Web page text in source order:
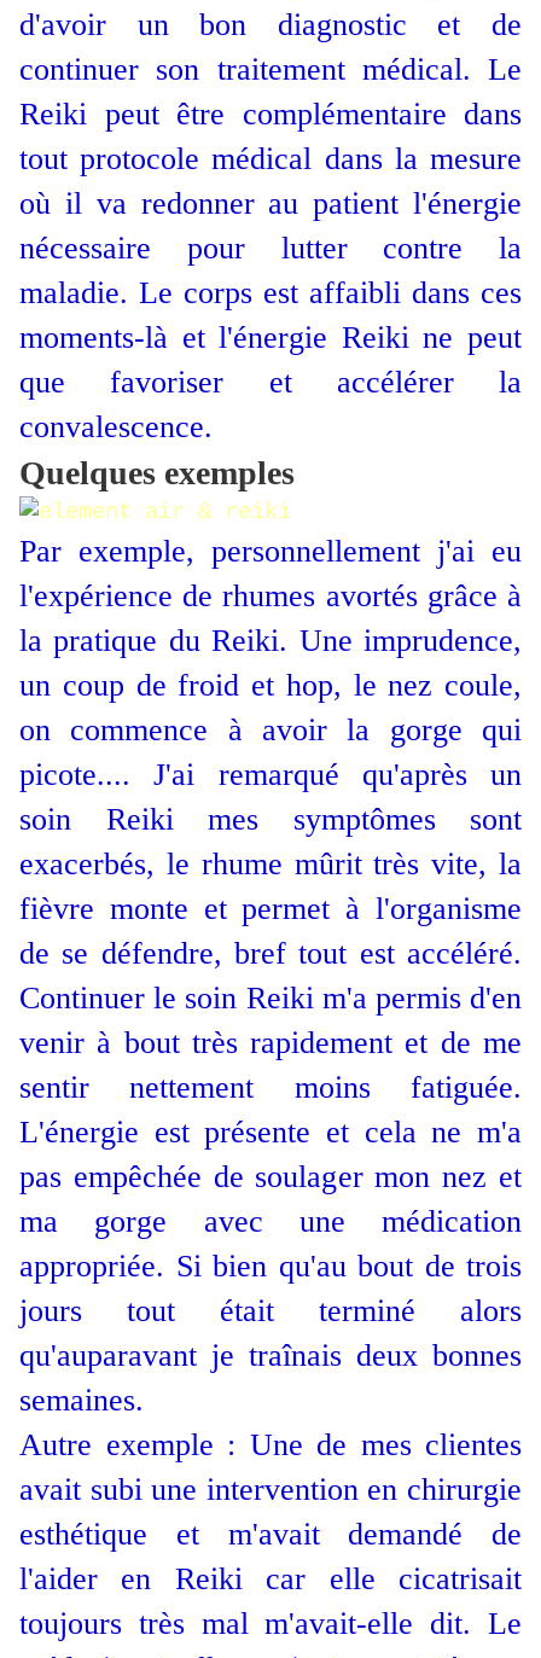
d'avoir un bon diagnostic et de
continuer son traitement médical. Le
Reiki peut être complémentaire dans
tout protocole médical dans la mesure
où il va redonner au patient l'énergie
nécessaire pour lutter contre la
maladie. Le corps est affaibli dans ces
moments-là et l'énergie Reiki ne peut
que favoriser et accélérer la
convalescence.
Quelques exemples
Par exemple, personnellement j'ai eu
l'expérience de rhumes avortés grâce à
la pratique du Reiki. Une imprudence,
un coup de froid et hop, le nez coule,
on commence à avoir la gorge qui
picote.... J'ai remarqué qu'après un
soin Reiki mes symptômes sont
exacerbés, le rhume mûrit très vite, la
fièvre monte et permet à l'organisme
de se défendre, bref tout est accéléré.
Continuer le soin Reiki m'a permis d'en
venir à bout très rapidement et de me
sentir nettement moins fatiguée.
L'énergie est présente et cela ne m'a
pas empêchée de soulager mon nez et
ma gorge avec une médication
appropriée. Si bien qu'au bout de trois
jours tout était terminé alors
qu'auparavant je traînais deux bonnes
semaines.
Autre exemple : Une de mes clientes
avait subi une intervention en chirurgie
esthétique et m'avait demandé de
l'aider en Reiki car elle cicatrisait
toujours très mal m'avait-elle dit. Le